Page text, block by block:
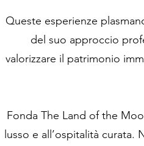
Queste esperienze
del suo approccio
valorizzare il patrimonio
Fonda The Land of the
lusso e all’ospitalità